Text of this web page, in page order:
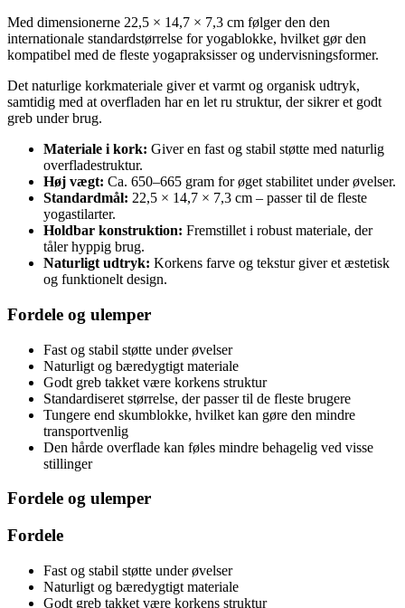
Med dimensionerne 22,5 × 14,7 × 7,3 cm følger den den
internationale standardstørrelse for yogablokke, hvilket gør den
kompatibel med de fleste yogapraksisser og undervisningsformer.
Det naturlige korkmateriale giver et varmt og organisk udtryk,
samtidig med at overfladen har en let ru struktur, der sikrer et godt
greb under brug.
Materiale i kork: Giver en fast og stabil støtte med naturlig
overfladestruktur.
Høj vægt: Ca. 650–665 gram for øget stabilitet under øvelser.
Standardmål: 22,5 × 14,7 × 7,3 cm – passer til de fleste
yogastilarter.
Holdbar konstruktion: Fremstillet i robust materiale, der
tåler hyppig brug.
Naturligt udtryk: Korkens farve og tekstur giver et æstetisk
og funktionelt design.
Fordele og ulemper
Fast og stabil støtte under øvelser
Naturligt og bæredygtigt materiale
Godt greb takket være korkens struktur
Standardiseret størrelse, der passer til de fleste brugere
Tungere end skumblokke, hvilket kan gøre den mindre
transportvenlig
Den hårde overflade kan føles mindre behagelig ved visse
stillinger
Fordele og ulemper
Fordele
Fast og stabil støtte under øvelser
Naturligt og bæredygtigt materiale
Godt greb takket være korkens struktur